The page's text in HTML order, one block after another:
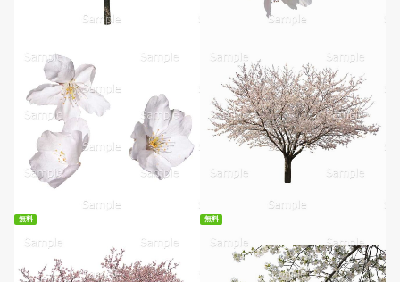
無料 無料